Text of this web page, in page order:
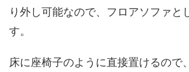
り外し可能なので、フロアソファと
す。
床に座椅子のように直接置けるので